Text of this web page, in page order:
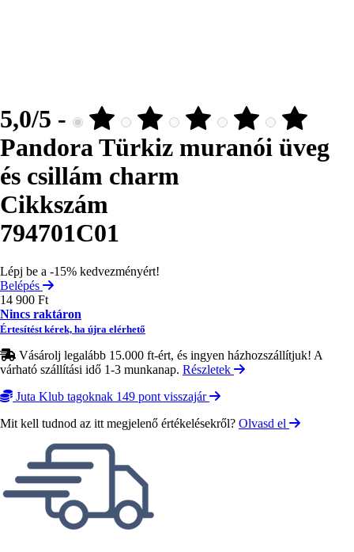
5,0/5 -
Pandora Türkiz muranói üveg
és csillám charm
Cikkszám
794701C01
Lépj be a -15% kedvezményért!
Belépés
14 900 Ft
Nincs raktáron
Értesítést kérek, ha újra elérhető
Vásárolj legalább 15.000 ft-ért, és ingyen házhozszállítjuk! A
várható szállítási idő 1-3 munkanap. Részletek
Juta Klub tagoknak 149 pont visszajár
Mit kell tudnod az itt megjelenő értékelésekről? Olvasd el